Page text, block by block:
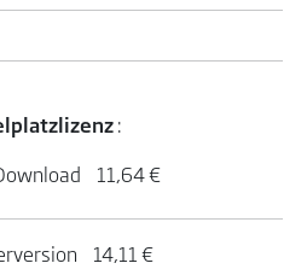
:
11,64 €
14,11 €